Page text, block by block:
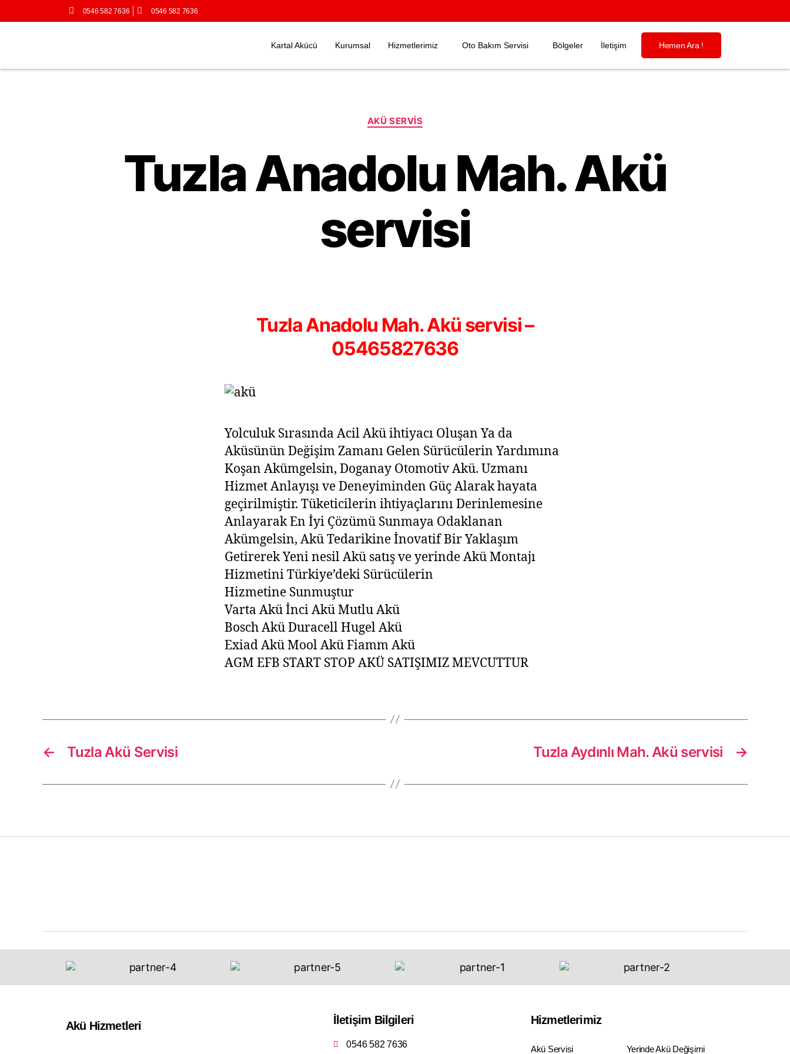
0546 582 7636 0546 582 7636
Kartal Akücü Kurumsal Hizmetlerimiz Oto Bakım Servisi Bölgeler İletişim Hemen Ara !
AKÜ SERVIS
Tuzla Anadolu Mah. Akü
servisi
Tuzla Anadolu Mah. Akü servisi –
05465827636
Yolculuk Sırasında Acil Akü ihtiyacı Oluşan Ya da
Aküsünün Değişim Zamanı Gelen Sürücülerin Yardımına
Koşan Akümgelsin, Doganay Otomotiv Akü. Uzmanı
Hizmet Anlayışı ve Deneyiminden Güç Alarak hayata
geçirilmiştir. Tüketicilerin ihtiyaçlarını Derinlemesine
Anlayarak En İyi Çözümü Sunmaya Odaklanan
Akümgelsin, Akü Tedarikine İnovatif Bir Yaklaşım
Getirerek Yeni nesil Akü satış ve yerinde Akü Montajı
Hizmetini Türkiye’deki Sürücülerin
Hizmetine Sunmuştur
Varta Akü İnci Akü Mutlu Akü
Bosch Akü Duracell Hugel Akü
Exiad Akü Mool Akü Fiamm Akü
AGM EFB START STOP AKÜ SATIŞIMIZ MEVCUTTUR
← Tuzla Akü Servisi →
Tuzla Aydınlı Mah. Akü servisi
Akü Hizmetleri İletişim Bilgileri
0546 582 7636
Hizmetlerimiz
Akü Servisi Yerinde Akü Değişimi